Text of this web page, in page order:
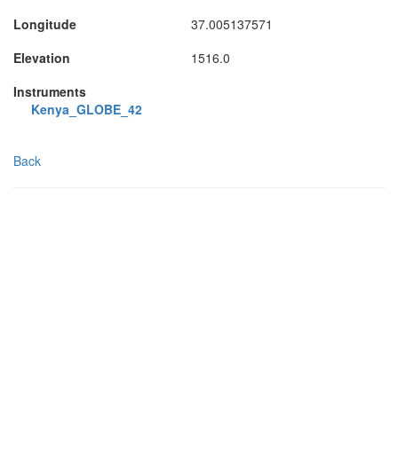
Longitude
37.005137571
Elevation
1516.0
Instruments
Kenya_GLOBE_42
Back